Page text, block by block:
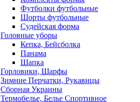
Футболки футбольные
Шорты футбольные
Судейская форма
Головные уборы
Кепка, Бейсболка
Панама
Шапка
Горловики, Шарфы
Зимние Перчатки, Рукавицы
Сборная Украины
Термобелье, Белье Спортивное